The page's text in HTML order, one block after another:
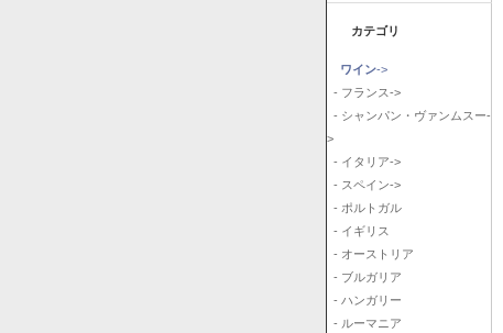
カテゴリ
ワイン->
- フランス->
- シャンパン・ヴァンムスー-
>
- イタリア->
- スペイン->
- ポルトガル
- イギリス
- オーストリア
- ブルガリア
- ハンガリー
- ルーマニア